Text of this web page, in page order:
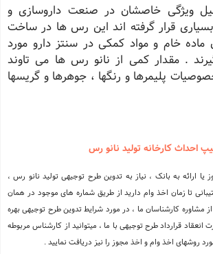
ویژگی خاصشان در صنعت داروسازی و
قرار گرفته اند این رس ها در ساخت
ماده خام و مواد کمکی در سنتز دارو مورد
. مقدار کمی از نانو رس ها می تاوند
پلیمرها و رنگها ، جوهرها و گریسها
احداث کارخانه تولید نانو رس
ارائه به بانک ، نیاز به تدوین طرح توجیهی تولید نانو رس ،
تا زمان اخذ وام دارید از طریق شماره های موجود در همان
مشاوره کارشناسان ما ، در مورد شرایط تدوین طرح توجیهی بهره
قرارداد طرح توجیهی با ما ، میتوانید از کارشناس مربوطه
روشهای اخذ وام و اخذ مجوز را نیز دریافت نمایید .